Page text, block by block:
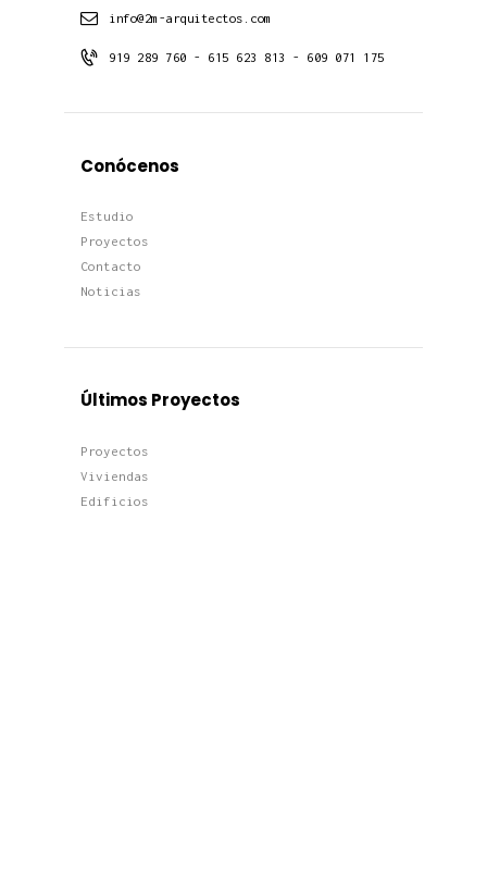
info@2m-arquitectos.com
919 289 760 - 615 623 813 - 609 071 175
Conócenos
Estudio
Proyectos
Contacto
Noticias
Últimos Proyectos
Proyectos
Viviendas
Edificios